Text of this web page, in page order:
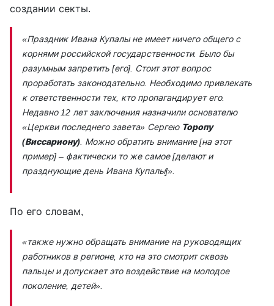
создании секты.
«Праздник Ивана Купалы не имеет ничего общего с
корнями российской государственности. Было бы
разумным запретить [его]. Стоит этот вопрос
проработать законодательно. Необходимо привлекать
к ответственности тех, кто пропагандирует его.
Недавно 12 лет заключения назначили основателю
«Церкви последнего завета» Сергею Торопу
(Виссариону) . Можно обратить внимание [на этот
пример] – фактически то же самое [делают и
празднующие день Ивана Купалы]»
По его словам,
«также нужно обращать внимание на руководящих
работников в регионе, кто на это смотрит сквозь
пальцы и допускает это воздействие на молодое
поколение, детей».